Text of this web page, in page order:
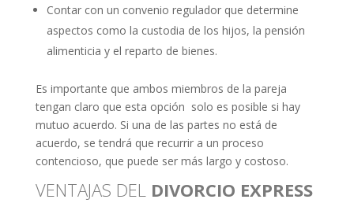
Contar con un convenio regulador que determine
aspectos como la custodia de los hijos, la pensión
alimenticia y el reparto de bienes.
Es importante que ambos miembros de la pareja
tengan claro que esta opción solo es posible si hay
mutuo acuerdo. Si una de las partes no está de
acuerdo, se tendrá que recurrir a un proceso
contencioso, que puede ser más largo y costoso.
VENTAJAS DEL DIVORCIO EXPRESS